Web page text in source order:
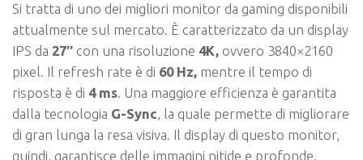
Si tratta di uno dei migliori monitor da gaming disponibili
attualmente sul mercato. È caratterizzato da un display
IPS da 27″ con una risoluzione 4K, ovvero 3840×2160
pixel. Il refresh rate è di 60 Hz, mentre il tempo di
risposta è di 4 ms. Una maggiore efficienza è garantita
dalla tecnologia G-Sync, la quale permette di migliorare
di gran lunga la resa visiva. Il display di questo monitor,
quindi, garantisce delle immagini nitide e profonde.